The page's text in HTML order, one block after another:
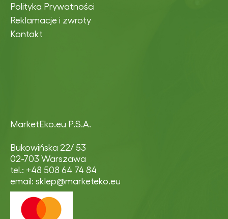
MarketEko.eu P.S.A.
Bukowińska 22/ 53
02-703 Warszawa
tel.: +48 508 64 74 84
email: sklep@marketeko.eu
Polityka Prywatności
Reklamacje i zwroty
Kontakt